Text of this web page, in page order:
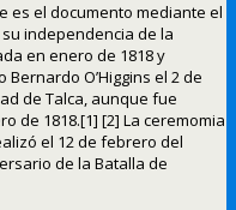
es el documento mediante el
independencia de la
en enero de 1818 y
O’Higgins el 2 de
de Talca, aunque fue
de 1818.[1] [2] La ceremomia
el 12 de febrero del
de la Batalla de